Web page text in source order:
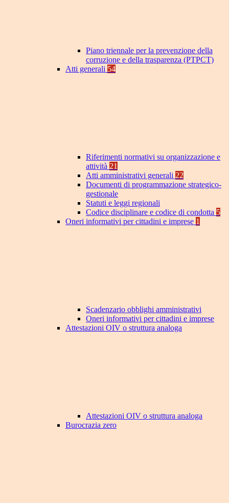
Piano triennale per la prevenzione della
corruzione e della trasparenza (PTPCT)
Atti generali 54
Riferimenti normativi su organizzazione e
attività 21
Atti amministrativi generali 22
Documenti di programmazione strategico-
gestionale
Statuti e leggi regionali
Codice disciplinare e codice di condotta 5
Oneri informativi per cittadini e imprese 1
Scadenzario obblighi amministrativi
Oneri informativi per cittadini e imprese
Attestazioni OIV o struttura analoga
Attestazioni OIV o struttura analoga
Burocrazia zero